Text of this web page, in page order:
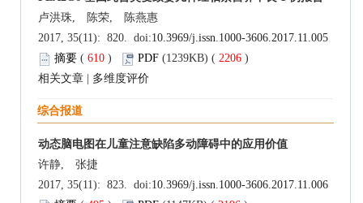
卢洪珠, 陈荣, 陈燕惠
2017, 35(11): 820. doi:10.3969/j.issn.1000-3606.2017.11.005
摘要 ( 610 ) PDF (1239KB) ( 2206 )
相关文章
多维度评价
综合报道
动态脑电图在儿童注意缺陷多动障碍中的应用价值
许静, 张捷
2017, 35(11): 823. doi:10.3969/j.issn.1000-3606.2017.11.006